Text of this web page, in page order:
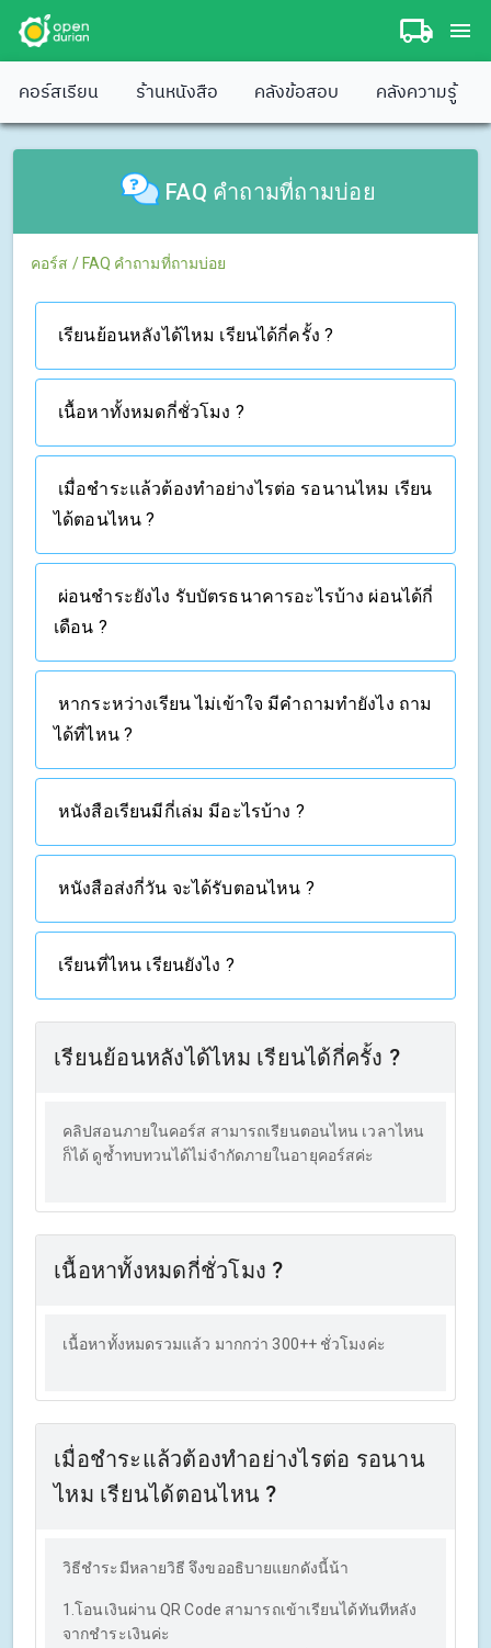
คอร์สเรียน ร้านหนังสือ คลังข้อสอบ คลังความรู้
FAQ คำถามที่ถามบ่อย
คอร์ส / FAQ คำถามที่ถามบ่อย
เรียนย้อนหลังได้ไหม เรียนได้กี่ครั้ง ?
เนื้อหาทั้งหมดกี่ชั่วโมง ?
เมื่อชำระแล้วต้องทำอย่างไรต่อ รอนานไหม เรียน
ได้ตอนไหน ?
ผ่อนชำระยังไง รับบัตรธนาคารอะไรบ้าง ผ่อนได้กี่
เดือน ?
หากระหว่างเรียน ไม่เข้าใจ มีคำถามทำยังไง ถาม
ได้ที่ไหน ?
หนังสือเรียนมีกี่เล่ม มีอะไรบ้าง ?
หนังสือส่งกี่วัน จะได้รับตอนไหน ?
เรียนที่ไหน เรียนยังไง ?
เรียนย้อนหลังได้ไหม เรียนได้กี่ครั้ง ?
คลิปสอนภายในคอร์ส สามารถเรียนตอนไหน เวลาไหน
ก็ได้ ดูซ้ำทบทวนได้ไม่จำกัดภายในอายุคอร์สค่ะ
เนื้อหาทั้งหมดกี่ชั่วโมง ?
เนื้อหาทั้งหมดรวมแล้ว มากกว่า 300++ ชั่วโมงค่ะ
เมื่อชำระแล้วต้องทำอย่างไรต่อ รอนาน
ไหม เรียนได้ตอนไหน ?
วิธีชำระมีหลายวิธี จึงขออธิบายแยกดังนี้น้า
1.โอนเงินผ่าน QR Code สามารถเข้าเรียนได้ทันทีหลัง
จากชำระเงินค่ะ